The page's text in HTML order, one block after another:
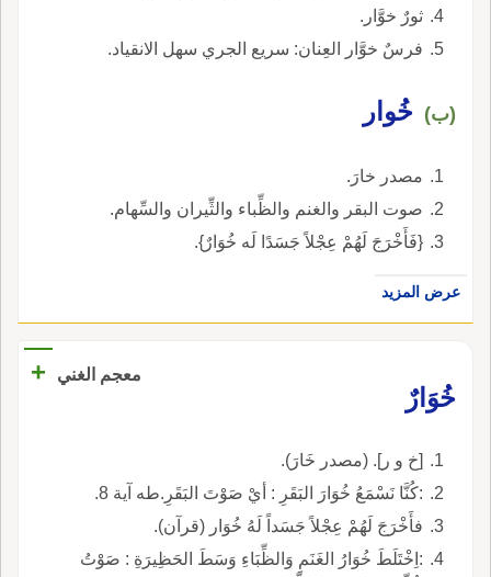
ثورٌ خوَّار.
فرسٌ خوَّار العِنان: سريع الجري سهل الانقياد.
(ب) خُوار
مصدر خارَ.
صوت البقر والغنم والظِّباء والثِّيران والسِّهام.
{فَأَخْرَجَ لَهُمْ عِجْلاً جَسَدًا لَه خُوَارٌ}.
عرض المزيد
معجم الغني
+
خُوَارٌ
[خ و ر]. (مصدر خَارَ).
:كُنَّا نَسْمَعُ خُوَارَ البَقَرِ : أيْ صَوْتَ البَقَرِ.طه آية 8.
فأَخْرَجَ لَهُمْ عِجْلاً جَسَداً لَهُ خُوَار (قرآن).
:اِخْتَلَطَ خُوَارُ الغَنَمِ وَالظِّبَاءِ وَسَطَ الحَظِيرَةِ : صَوْتُ